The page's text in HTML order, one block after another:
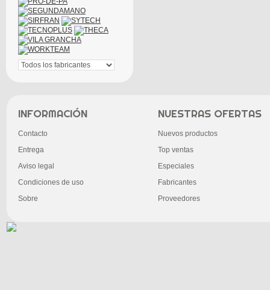
INFORMACIÓN
Contacto
Entrega
Aviso legal
Condiciones de uso
Sobre
NUESTRAS OFERTAS
Nuevos productos
Top ventas
Especiales
Fabricantes
Proveedores